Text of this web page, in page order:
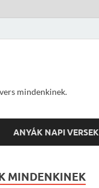
mindenkinek.
ANYÁK NAPI VERSEK
MINDENKINEK